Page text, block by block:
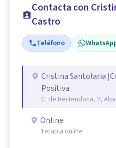
Contacta con
Castro
Teléfono
Cristina Santolaria
Positiva.
C. de Bertendona, 2,
Online
Terapia online